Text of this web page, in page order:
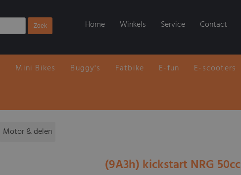
Home Winkels Service Contact
Mini Bikes Buggy's Fatbike E-fun E-scooters
Motor & delen
(9A3h) kickstart NRG 50cc